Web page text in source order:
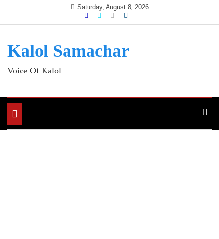
Saturday, August 8, 2026
Kalol Samachar
Voice Of Kalol
Toggle
navigation